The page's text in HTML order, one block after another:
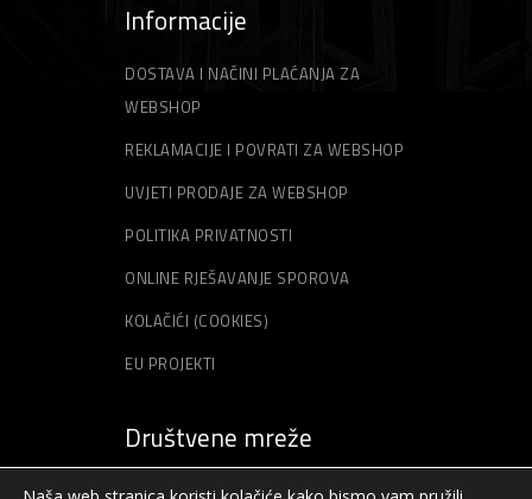
Informacije
DOSTAVA I NAČINI PLAĆANJA ZA
WEBSHOP
REKLAMACIJE I POVRATI ZA WEBSHOP
UVJETI PRODAJE ZA WEBSHOP
POLITIKA PRIVATNOSTI
ONLINE RJEŠAVANJE SPOROVA
KOLAČIĆI (COOKIES)
EU PROJEKTI
Društvene mreže